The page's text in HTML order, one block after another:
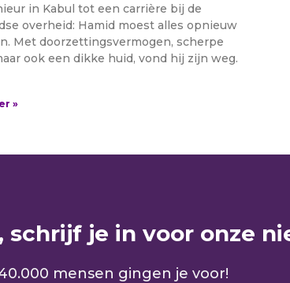
in Kabul tot een carrière bij de
overheid: Hamid moest alles opnieuw
Met doorzettingsvermogen, scherpe
ook een dikke huid, vond hij zijn weg.
»
schrijf je in voor onze
mensen gingen je voor!